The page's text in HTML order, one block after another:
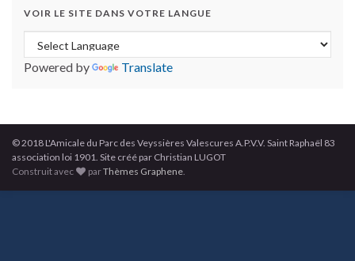
VOIR LE SITE DANS VOTRE LANGUE
Powered by Translate
© 2018 L'Amicale du Parc des Veyssières Valescures A.P.V.V. Saint Raphaël 83
association loi 1901. Site créé par Christian LUGOT
Construit avec
parThèmes Graphene